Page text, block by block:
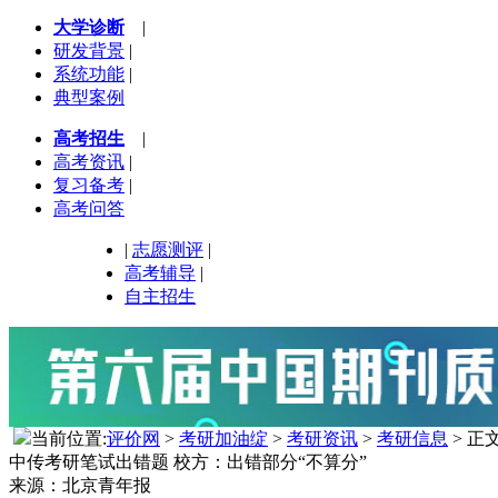
大学诊断|
研发背景 |
系统功能 |
典型案例
高考招生 |
高考资讯 |
复习备考 |
高考问答
| 志愿测评 |
高考辅导 |
自主招生
当前位置:评价网 > 考研加油绽 > 考研资讯 > 考研信息 > 正
中传考研笔试出错题 校方：出错部分“不算分”
来源：北京青年报